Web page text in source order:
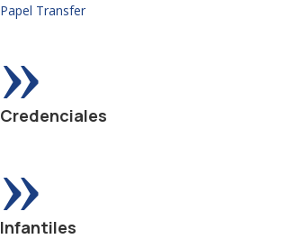
Papel Transfer
»
Credenciales
»
Infantiles